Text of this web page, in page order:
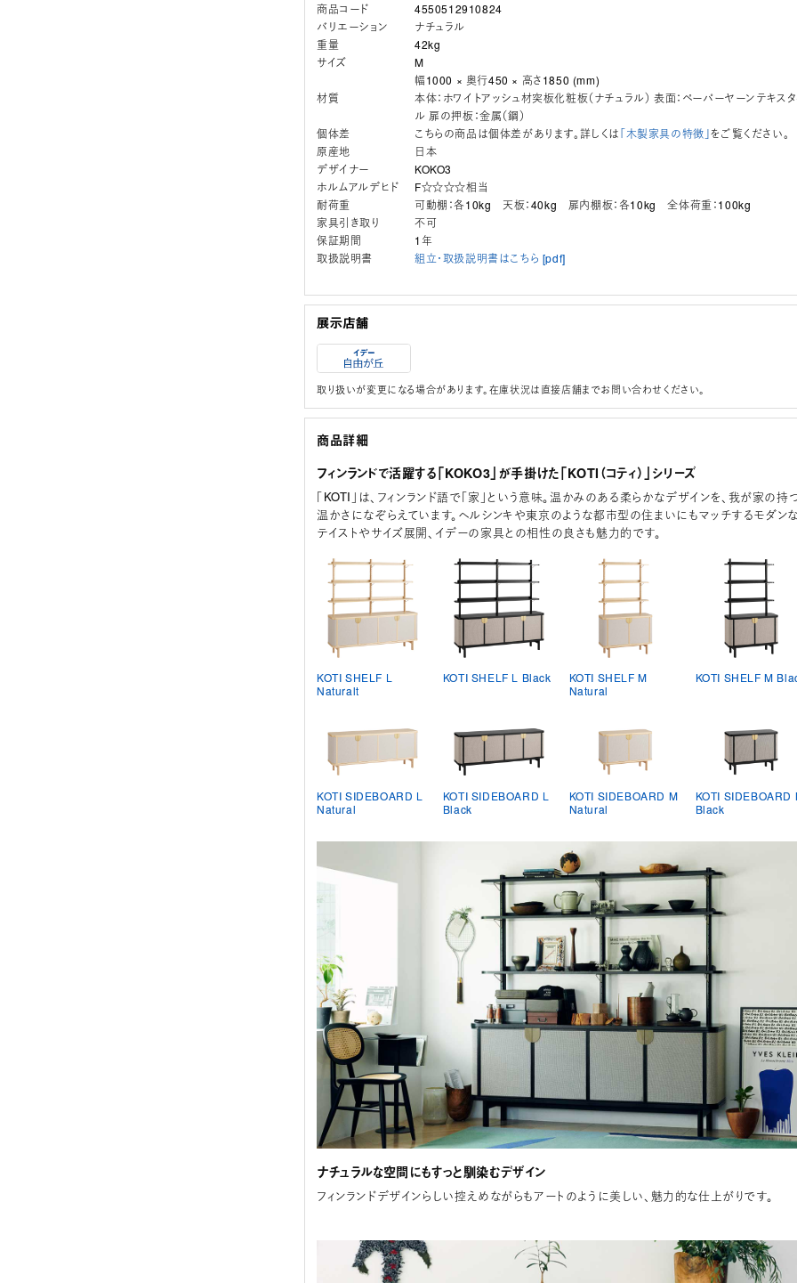
商品コード
4550512910824
バリエーション
ナチュラル
重量
42kg
サイズ
M
幅1000 × 奥行450 × 高さ1850 (mm)
材質
本体：ホワイトアッシュ材突板化粧板（ナチュラル） 表面：ペーパーヤーンテキス
ル 扉の押板：金属（鋼）
個体差
こちらの商品は個体差があります。詳しくは「木製家具の特徴」をご覧ください。
原産地
日本
デザイナー
KOKO3
ホルムアルデヒド
F☆☆☆☆相当
耐荷重
可動棚：各10kg 天板：40kg 扉内棚板：各10kg 全体荷重：100kg
家具引き取り
不可
保証期間
1年
取扱説明書
組立・取扱説明書はこちら [pdf]
取り扱いが変更になる場合があります。在庫状況は直接店舗までお問い合わせください。
商品詳細
フィンランドで活躍する「KOKO3」が手掛けた「KOTI（コティ）」シリーズ
「KOTI」は、フィンランド語で「家」という意味。温かみのある柔らかなデザインを、我が家の持
温かさになぞらえています。ヘルシンキや東京のような都市型の住まいにもマッチするモダン
テイストやサイズ展開、イデーの家具との相性の良さも魅力的です。
KOTI SHELF L
Naturalt
KOTI SHELF L Black
KOTI SHELF M
Natural
KOTI SHELF M
KOTI SIDEBOARD L
Natural
KOTI SIDEBOARD L
Black
KOTI SIDEBOARD M
Natural
KOTI SIDEBOARD
Black
ナチュラルな空間にもすっと馴染むデザイン
フィンランドデザインらしい控えめながらもアートのように美しい、魅力的な仕上がりです。